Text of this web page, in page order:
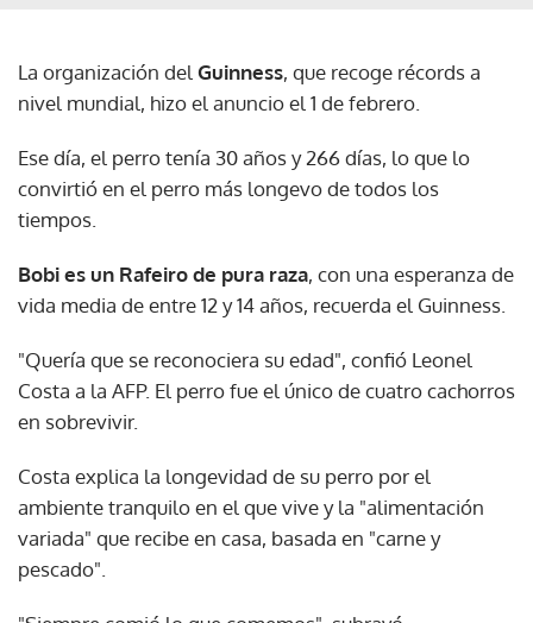
La organización delGuinness, que recoge récords a
nivel mundial, hizo el anuncio el 1 de febrero.
Ese día, el perro tenía 30 años y 266 días, lo que lo
convirtió en el perro más longevo de todos los
tiempos.
Bobi es un Rafeiro de pura raza, con una esperanza de
vida media de entre 12 y 14 años, recuerda el Guinness.
"Quería que se reconociera su edad", confió Leonel
Costa a la AFP. El perro fue el único de cuatro cachorros
en sobrevivir.
Costa explica la longevidad de su perro por el
ambiente tranquilo en el que vive y la "alimentación
variada" que recibe en casa, basada en "carne y
pescado".